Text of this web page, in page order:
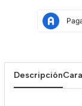
Descripción